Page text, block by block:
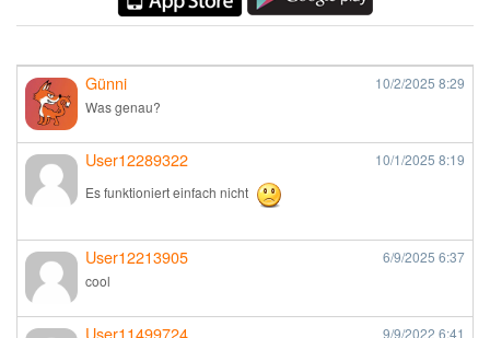
Günni 10/2/2025 8:29
Was genau?
User12289322 10/1/2025 8:19
Es funktioniert einfach nicht
User12213905 6/9/2025 6:37
cool
9/9/2022 6:41